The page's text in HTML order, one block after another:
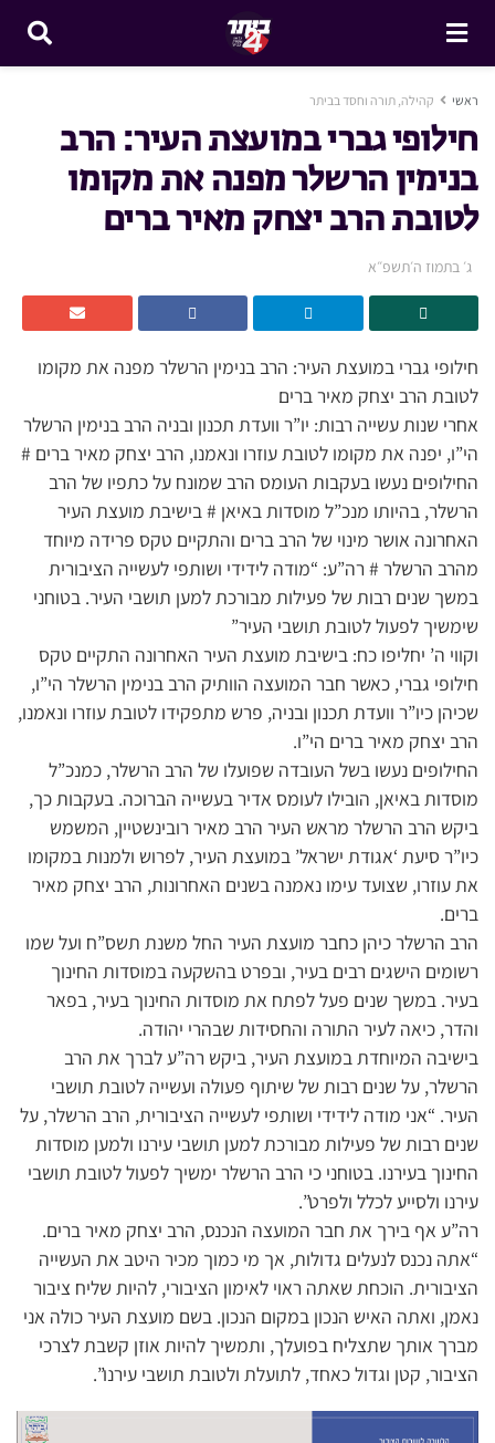
ראשי קהילה, תורה וחסד בביתר
חילופי גברי במועצת העיר: הרב
בנימין הרשלר מפנה את מקומו
לטובת הרב יצחק מאיר ברים
ג׳ בתמוז ה׳תשפ״א
חילופי גברי במועצת העיר: הרב בנימין הרשלר מפנה את מקומו
לטובת הרב יצחק מאיר ברים
אחרי שנות עשייה רבות: יו”ר וועדת תכנון ובניה הרב בנימין הרשלר
הי”ו, יפנה את מקומו לטובת עוזרו ונאמנו, הרב יצחק מאיר ברים #
החילופים נעשו בעקבות העומס הרב שמונח על כתפיו של הרב
הרשלר, בהיותו מנכ”ל מוסדות באיאן # בישיבת מועצת העיר
האחרונה אושר מינוי של הרב ברים והתקיים טקס פרידה מיוחד
מהרב הרשלר # רה”ע: “מודה לידידי ושותפי לעשייה הציבורית
במשך שנים רבות של פעילות מבורכת למען תושבי העיר. בטוחני
שימשיך לפעול לטובת תושבי העיר”
וקווי ה’ יחליפו כח: בישיבת מועצת העיר האחרונה התקיים טקס
חילופי גברי, כאשר חבר המועצה הוותיק הרב בנימין הרשלר הי”ו,
שכיהן כיו”ר וועדת תכנון ובניה, פרש מתפקידו לטובת עוזרו ונאמנו,
הרב יצחק מאיר ברים הי”ו.
החילופים נעשו בשל העובדה שפועלו של הרב הרשלר, כמנכ”ל
מוסדות באיאן, הובילו לעומס אדיר בעשייה הברוכה. בעקבות כך,
ביקש הרב הרשלר מראש העיר הרב מאיר רובינשטיין, המשמש
כיו”ר סיעת ‘אגודת ישראל’ במועצת העיר, לפרוש ולמנות במקומו
את עוזרו, שצועד עימו נאמנה בשנים האחרונות, הרב יצחק מאיר
ברים.
הרב הרשלר כיהן כחבר מועצת העיר החל משנת תשס”ח ועל שמו
רשומים הישגים רבים בעיר, ובפרט בהשקעה במוסדות החינוך
בעיר. במשך שנים פעל לפתח את מוסדות החינוך בעיר, בפאר
והדר, כיאה לעיר התורה והחסידות שבהרי יהודה.
בישיבה המיוחדת במועצת העיר, ביקש רה”ע לברך את הרב
הרשלר, על שנים רבות של שיתוף פעולה ועשייה לטובת תושבי
העיר. “אני מודה לידידי ושותפי לעשייה הציבורית, הרב הרשלר, על
שנים רבות של פעילות מבורכת למען תושבי עירנו ולמען מוסדות
החינוך בעירנו. בטוחני כי הרב הרשלר ימשיך לפעול לטובת תושבי
עירנו ולסייע לכלל ולפרט”.
רה”ע אף בירך את חבר המועצה הנכנס, הרב יצחק מאיר ברים.
“אתה נכנס לנעלים גדולות, אך מי כמוך מכיר היטב את העשייה
הציבורית. הוכחת שאתה ראוי לאימון הציבורי, להיות שליח ציבור
נאמן, ואתה האיש הנכון במקום הנכון. בשם מועצת העיר כולה אני
מברך אותך שתצליח בפועלך, ותמשיך להיות אוזן קשבת לצרכי
הציבור, קטן וגדול כאחד, לתועלת ולטובת תושבי עירנו”.